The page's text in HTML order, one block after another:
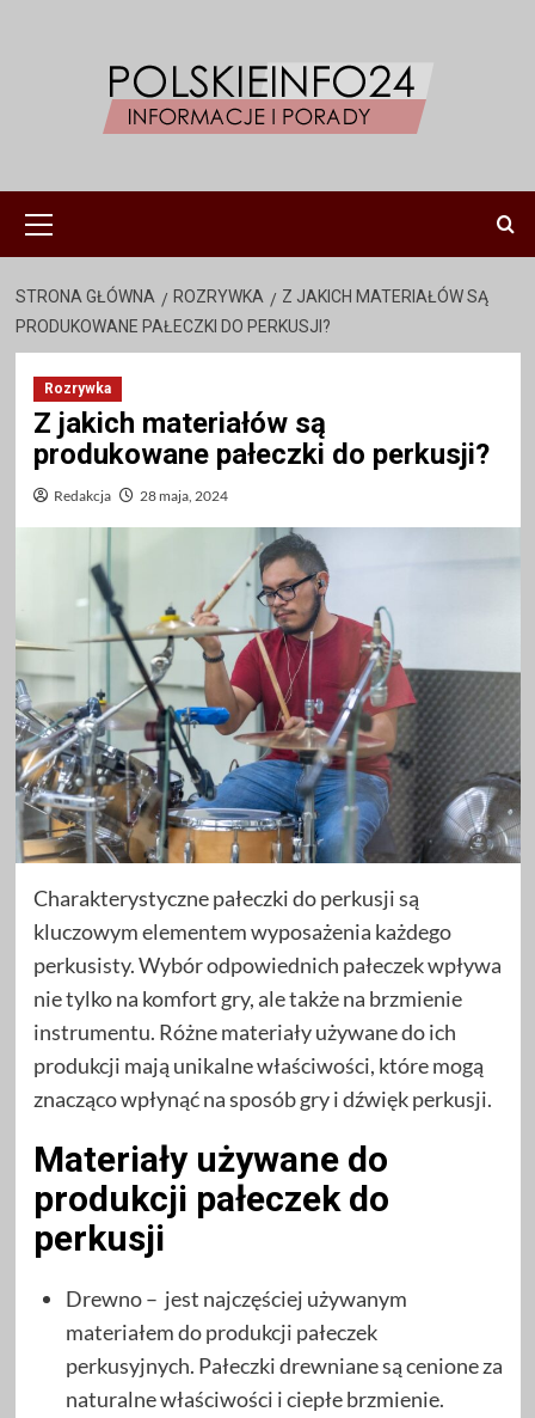
główne
STRONA GŁÓWNA ROZRYWKA
Z JAKICH MATERIAŁÓW SĄ
PRODUKOWANE PAŁECZKI DO PERKUSJI?
Rozrywka
Z jakich materiałów są
produkowane pałeczki do perkusji?
Redakcja 28 maja, 2024
Charakterystyczne pałeczki do perkusji są
kluczowym elementem wyposażenia każdego
perkusisty. Wybór odpowiednich pałeczek wpływa
nie tylko na komfort gry, ale także na brzmienie
instrumentu. Różne materiały używane do ich
produkcji mają unikalne właściwości, które mogą
znacząco wpłynąć na sposób gry i dźwięk perkusji.
Materiały używane do
produkcji pałeczek do
perkusji
Drewno – jest najczęściej używanym
materiałem do produkcji pałeczek
perkusyjnych. Pałeczki drewniane są cenione za
naturalne właściwości i ciepłe brzmienie.